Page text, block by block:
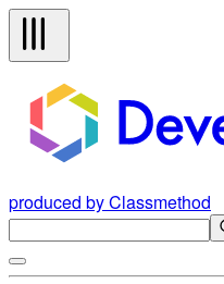
produced by Classmethod